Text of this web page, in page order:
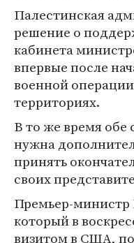
Палестинская
решение о
кабинета
впервые после
военной
территориях.
В то же время обе
нужна
принять
своих
Премьер-
который в
визитом в США,